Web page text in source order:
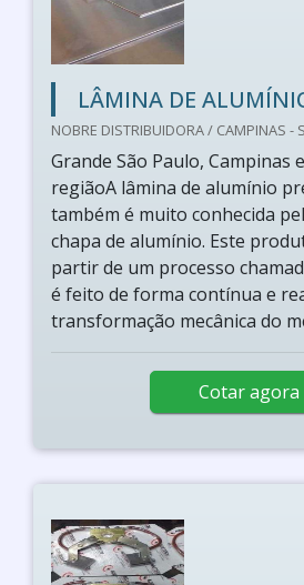
LÂMINA DE
NOBRE DISTRIBUIDORA / CAMPINAS -
Grande São Paulo, Campinas
regiãoA lâmina de alumínio
também é muito conhecida
chapa de alumínio. Este
partir de um processo
é feito de forma contínua e
transformação mecânica do
Cotar agora